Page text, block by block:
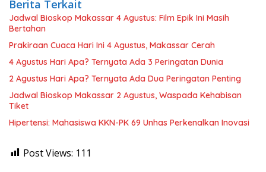
Berita Terkait
Jadwal Bioskop Makassar 4 Agustus: Film Epik Ini Masih
Bertahan
Prakiraan Cuaca Hari Ini 4 Agustus, Makassar Cerah
4 Agustus Hari Apa? Ternyata Ada 3 Peringatan Dunia
2 Agustus Hari Apa? Ternyata Ada Dua Peringatan Penting
Jadwal Bioskop Makassar 2 Agustus, Waspada Kehabisan
Tiket
Hipertensi: Mahasiswa KKN-PK 69 Unhas Perkenalkan Inovasi
Post Views: 111